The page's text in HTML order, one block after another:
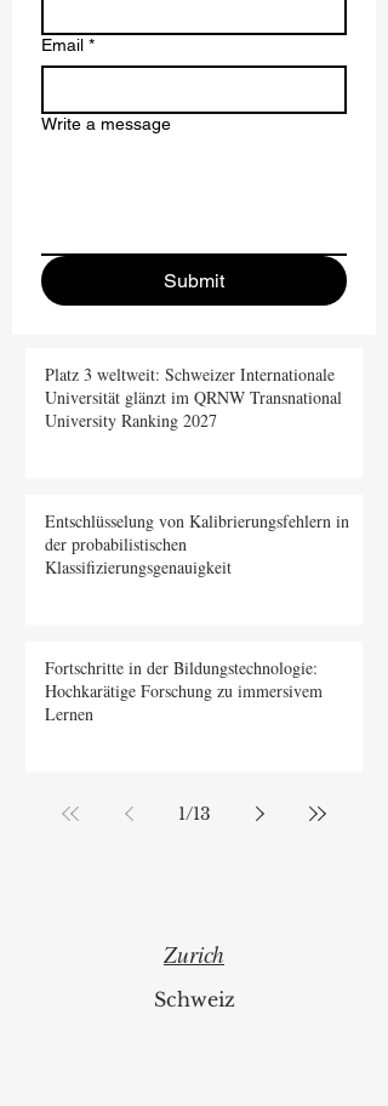
Email *
Write a message
Submit
Platz 3 weltweit: Schweizer Internationale
Universität glänzt im QRNW Transnational
University Ranking 2027
Entschlüsselung von Kalibrierungsfehlern in
der probabilistischen
Klassifizierungsgenauigkeit
Fortschritte in der Bildungstechnologie:
Hochkarätige Forschung zu immersivem
Lernen
1/13
Zurich
Schweiz